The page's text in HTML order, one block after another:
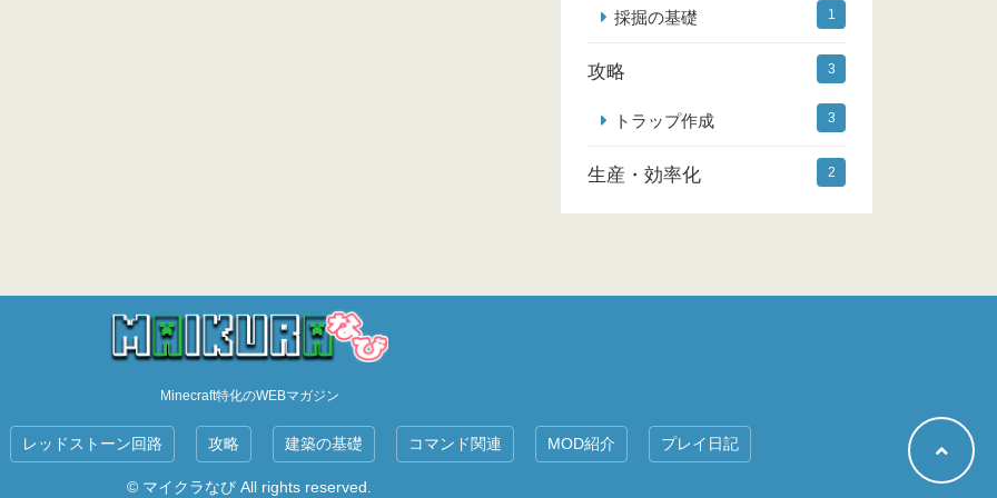
採掘の基礎 1
攻略 3
トラップ作成 3
生産・効率化 2
Minecraft特化のWEBマガジン
レッドストーン回路 攻略 建築の基礎 コマンド関連 MOD紹介 プレイ日記
© マイクラなび All rights reserved.